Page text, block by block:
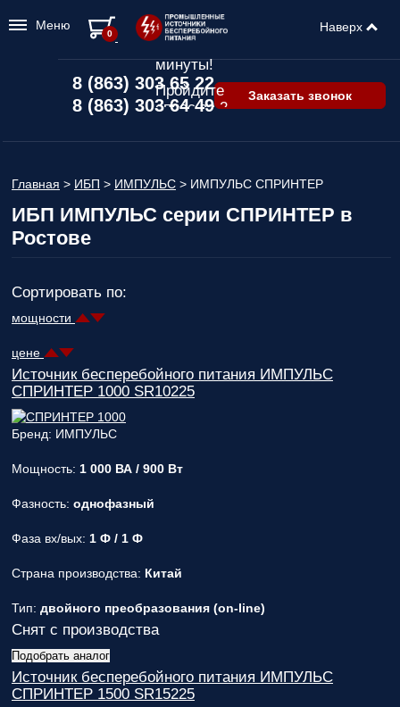
8 (863) 303 65 22
8 (863) 303 64 49
Заказать звонок
Главная > ИБП > ИМПУЛЬС > ИМПУЛЬС СПРИНТЕР
ИБП ИМПУЛЬС серии СПРИНТЕР в
Ростове
Сортировать по:
мощности
цене
Источник бесперебойного питания ИМПУЛЬС
СПРИНТЕР 1000 SR10225
Бренд: ИМПУЛЬС
Мощность: 1 000 ВА / 900 Вт
Фазность: однофазный
Фаза вх/вых: 1 Ф / 1 Ф
Страна производства: Китай
Тип: двойного преобразования (on-line)
Снят с производства
Подобрать аналог
Источник бесперебойного питания ИМПУЛЬС
СПРИНТЕР 1500 SR15225
Меню Наверх
0
Подбор ИБП
минуты!
Пройдите
опрос за 2
подходит
Пройдите
только
важные для
скидку до
монтажных
расходных
материалов!
вашего
персонального